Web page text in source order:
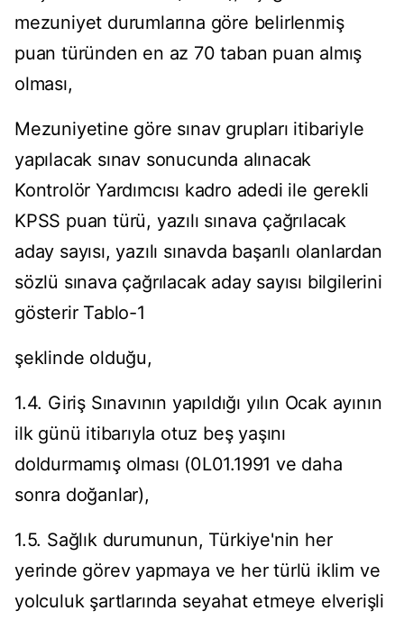
mezuniyet durumlarına göre belirlenmiş
puan türünden en az 70 taban puan almış
olması,
Mezuniyetine göre sınav grupları itibariyle
yapılacak sınav sonucunda alınacak
Kontrolör Yardımcısı kadro adedi ile gerekli
KPSS puan türü, yazılı sınava çağrılacak
aday sayısı, yazılı sınavda başarılı olanlardan
sözlü sınava çağrılacak aday sayısı bilgilerini
gösterir Tablo-1
şeklinde olduğu,
1.4. Giriş Sınavının yapıldığı yılın Ocak ayının
ilk günü itibarıyla otuz beş yaşını
doldurmamış olması (0L01.1991 ve daha
sonra doğanlar),
1.5. Sağlık durumunun, Türkiye'nin her
yerinde görev yapmaya ve her türlü iklim ve
yolculuk şartlarında seyahat etmeye elverişli